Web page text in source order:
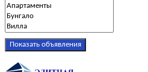
Показать объявления